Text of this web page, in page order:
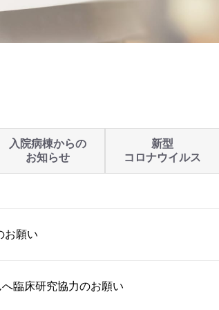
入院病棟からの
お知らせ
新型
コロナウイルス
お願い
臨床研究協力のお願い